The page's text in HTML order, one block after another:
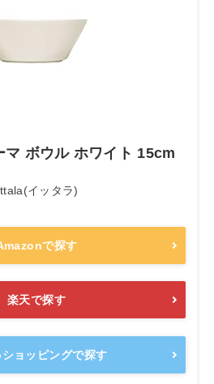
マ ボウル ホワイト 15cm
イッタラ)
で探す
楽天で探す
ョッピングで探す